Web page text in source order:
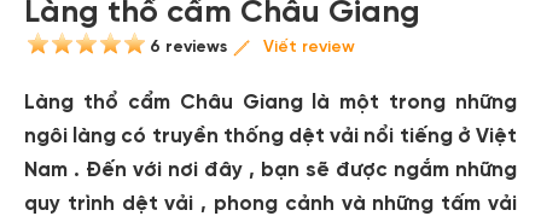
Làng thổ cẩm Châu Giang
6 reviews Viết review
Làng thổ cẩm Châu Giang là một trong những
ngôi làng có truyền thống dệt vải nổi tiếng ở Việt
Nam . Đến với nơi đây , bạn sẽ được ngắm những
quy trình dệt vải , phong cảnh và những tấm vải